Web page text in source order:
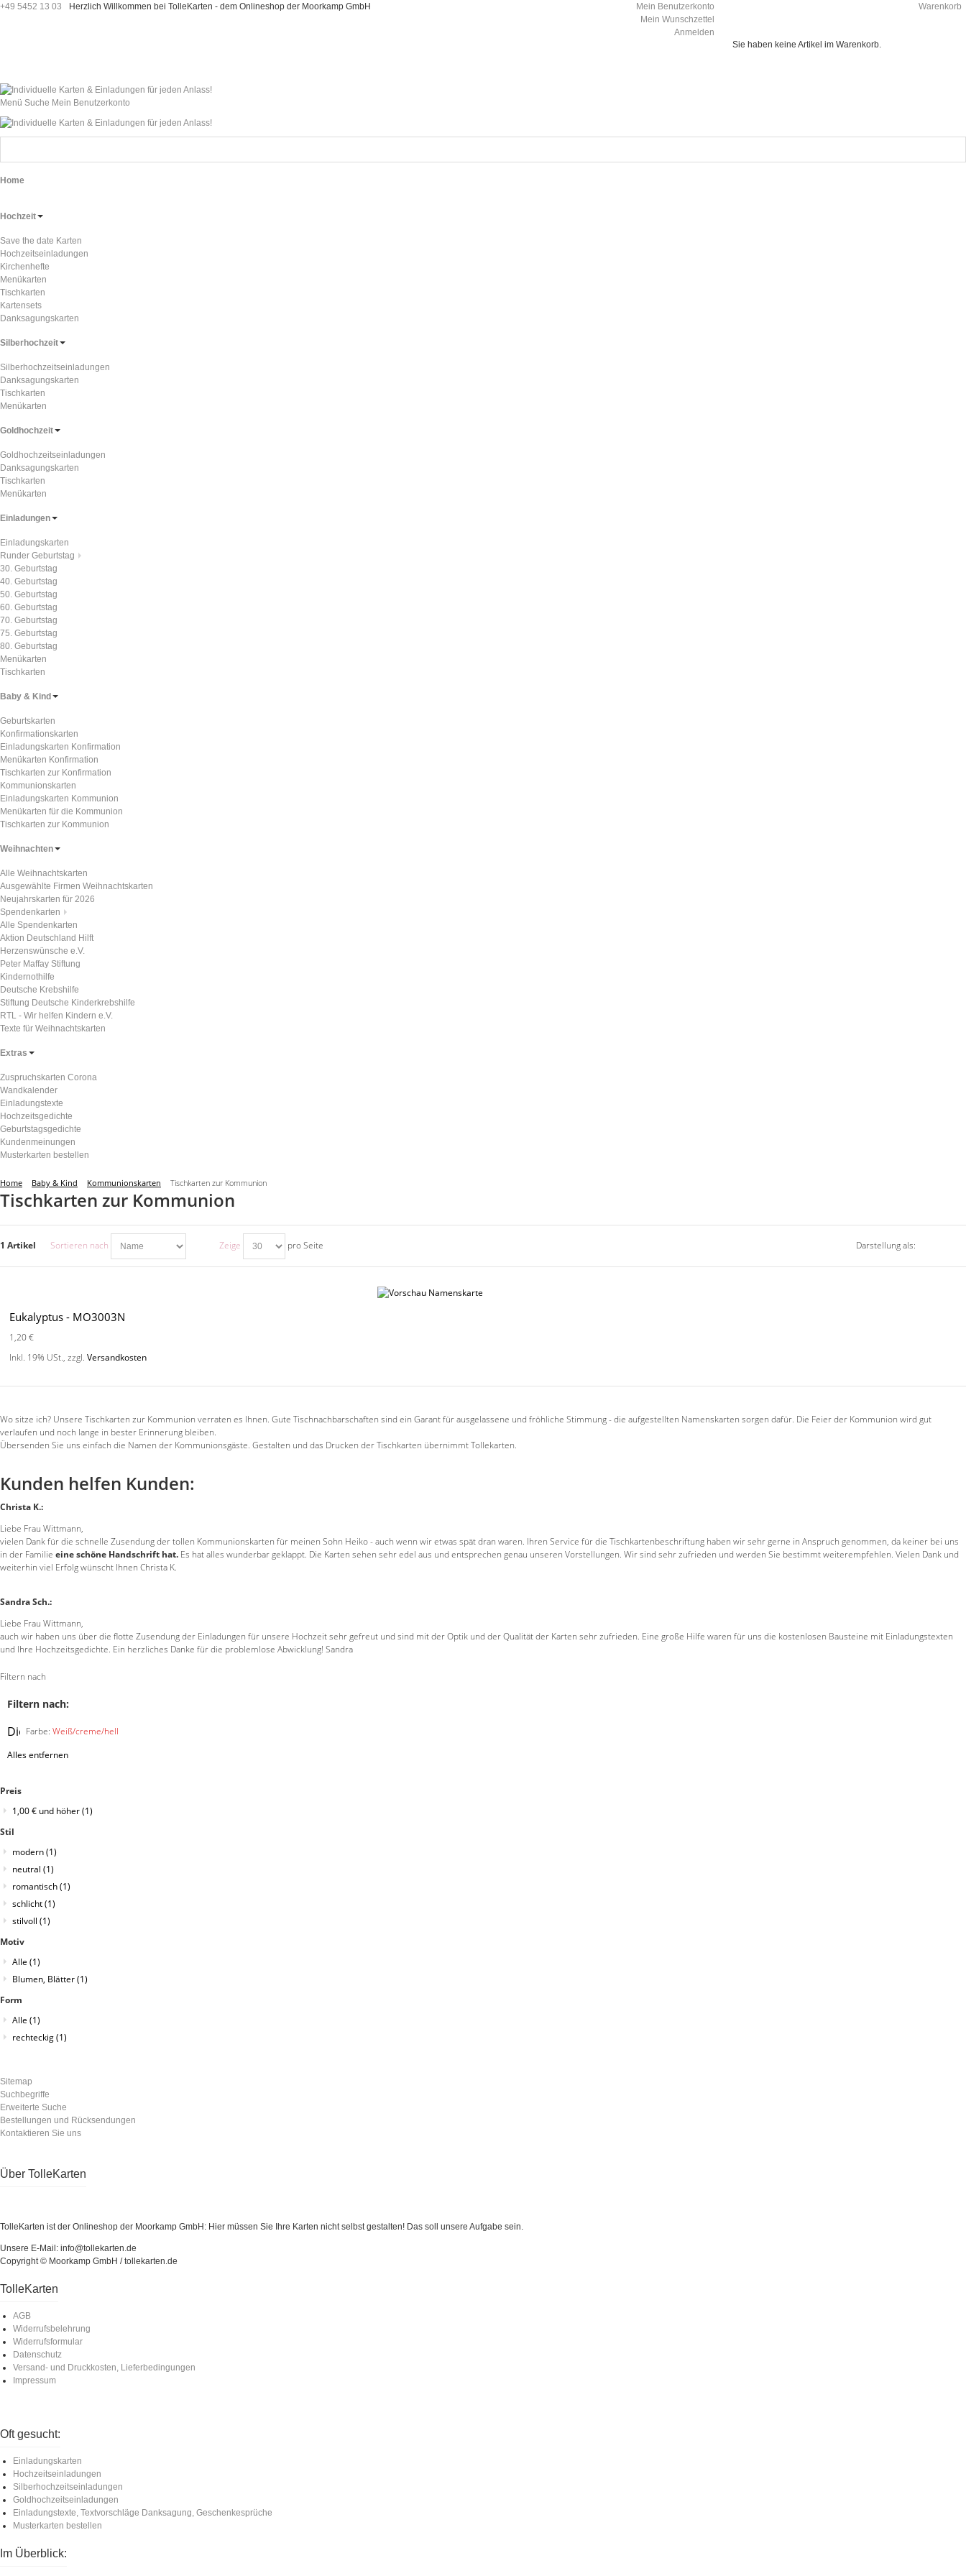
+49 5452 13 03 Herzlich Willkommen bei TolleKarten - dem Onlineshop der Moorkamp GmbH Warenkorb
Sie haben keine Artikel im Warenkorb.
Mein Benutzerkonto
Mein Wunschzettel
Anmelden
Menü Suche Mein Benutzerkonto
Home
Hochzeit
Save the date Karten
Hochzeitseinladungen
Kirchenhefte
Menükarten
Tischkarten
Kartensets
Danksagungskarten
Silberhochzeit
Silberhochzeitseinladungen
Danksagungskarten
Tischkarten
Menükarten
Goldhochzeit
Goldhochzeitseinladungen
Danksagungskarten
Tischkarten
Menükarten
Einladungen
Einladungskarten
Runder Geburtstag
30. Geburtstag
40. Geburtstag
50. Geburtstag
60. Geburtstag
70. Geburtstag
75. Geburtstag
80. Geburtstag
Menükarten
Tischkarten
Baby & Kind
Geburtskarten
Konfirmationskarten
Einladungskarten Konfirmation
Menükarten Konfirmation
Tischkarten zur Konfirmation
Kommunionskarten
Einladungskarten Kommunion
Menükarten für die Kommunion
Tischkarten zur Kommunion
Weihnachten
Alle Weihnachtskarten
Ausgewählte Firmen Weihnachtskarten
Neujahrskarten für 2026
Spendenkarten
Alle Spendenkarten
Aktion Deutschland Hilft
Herzenswünsche e.V.
Peter Maffay Stiftung
Kindernothilfe
Deutsche Krebshilfe
Stiftung Deutsche Kinderkrebshilfe
RTL - Wir helfen Kindern e.V.
Texte für Weihnachtskarten
Extras
Zuspruchskarten Corona
Wandkalender
Einladungstexte
Hochzeitsgedichte
Geburtstagsgedichte
Kundenmeinungen
Musterkarten bestellen
Home Baby & Kind Kommunionskarten Tischkarten zur Kommunion
Tischkarten zur Kommunion
1 Artikel Sortieren nach Zeige pro Seite Darstellung als:
Eukalyptus - MO3003N
1,20 €
Inkl. 19% USt.,zzgl.Versandkosten
Wo sitze ich? Unsere Tischkarten zur Kommunion verraten es Ihnen. Gute Tischnachbarschaften sind ein Garant für ausgelassene und fröhliche Stimmung - die aufgestellten Namenskarten sorgen dafür. Die Feier der Kommunion wird gut
verlaufen und noch lange in bester Erinnerung bleiben.
Übersenden Sie uns einfach die Namen der Kommunionsgäste. Gestalten und das Drucken der Tischkarten übernimmt Tollekarten.
Kunden helfen Kunden:
Christa K.:
Liebe Frau Wittmann,
vielen Dank für die schnelle Zusendung der tollen Kommunionskarten für meinen Sohn Heiko - auch wenn wir etwas spät dran waren. Ihren Service für die Tischkartenbeschriftung haben wir sehr gerne in Anspruch genommen, da keiner bei uns
in der Familie eine schöne Handschrift hat. Es hat alles wunderbar geklappt. Die Karten sehen sehr edel aus und entsprechen genau unseren Vorstellungen. Wir sind sehr zufrieden und werden Sie bestimmt weiterempfehlen. Vielen Dank und
weiterhin viel Erfolg wünscht Ihnen Christa K.
Sandra Sch.:
Liebe Frau Wittmann,
auch wir haben uns über die flotte Zusendung der Einladungen für unsere Hochzeit sehr gefreut und sind mit der Optik und der Qualität der Karten sehr zufrieden. Eine große Hilfe waren für uns die kostenlosen Bausteine mit Einladungstexten
und Ihre Hochzeitsgedichte. Ein herzliches Danke für die problemlose Abwicklung! Sandra
Filtern nach
Filtern nach:
Farbe: Weiß/creme/hell
Diesen
entfernen
Alles entfernen
Preis
1,00 € und höher(1)
Stil
modern(1)
neutral (1)
romantisch(1)
schlicht(1)
stilvoll (1)
Motiv
Alle (1)
Blumen, Blätter(1)
Form
Alle (1)
rechteckig(1)
Sitemap
Suchbegriffe
Erweiterte Suche
Bestellungen und Rücksendungen
Kontaktieren Sie uns
Über TolleKarten
TolleKarten ist der Onlineshop der Moorkamp GmbH: Hier müssen Sie Ihre Karten nicht selbst gestalten! Das soll unsere Aufgabe sein.
Unsere E-Mail: info@tollekarten.de
Copyright © Moorkamp GmbH / tollekarten.de
TolleKarten
AGB
Widerrufsbelehrung
Widerrufsformular
Datenschutz
Versand- und Druckkosten, Lieferbedingungen
Impressum
Oft gesucht:
Einladungskarten
Hochzeitseinladungen
Silberhochzeitseinladungen
Goldhochzeitseinladungen
Einladungstexte, Textvorschläge Danksagung, Geschenkesprüche
Musterkarten bestellen
Im Überblick: